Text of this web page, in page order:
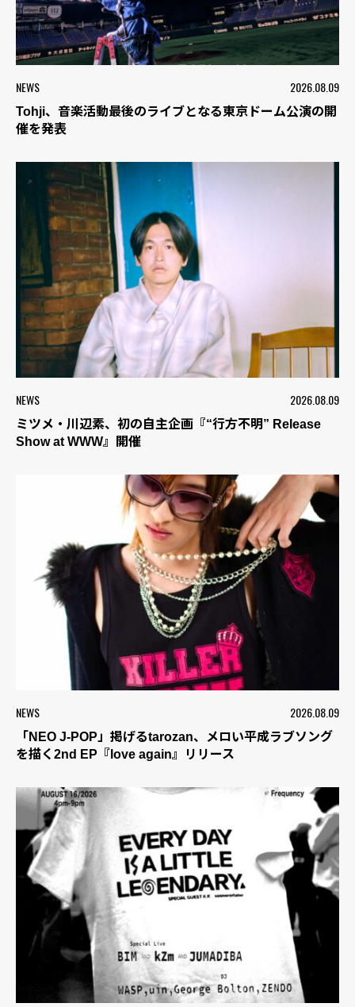
NEWS 2026.08.09
Tohji、音楽活動最後のライブとなる東京ドーム公演の開
催を発表
NEWS 2026.08.09
ミツメ・川辺素、初の自主企画『“行方不明” Release
Show at WWW』開催
NEWS 2026.08.09
「NEO J-POP」掲げるtarozan、メロい平成ラブソング
を描く2nd EP『love again』リリース